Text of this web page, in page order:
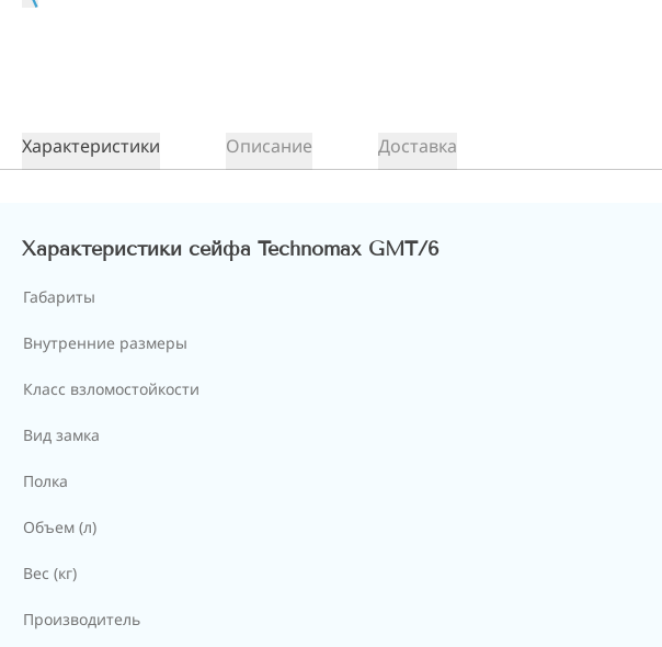
Характеристики Описание Доставка
Характеристики сейфа Technomax GMT/6
Габариты
Внутренние размеры
Класс взломостойкости
Вид замка
Полка
Объем (л)
Вес (кг)
Производитель